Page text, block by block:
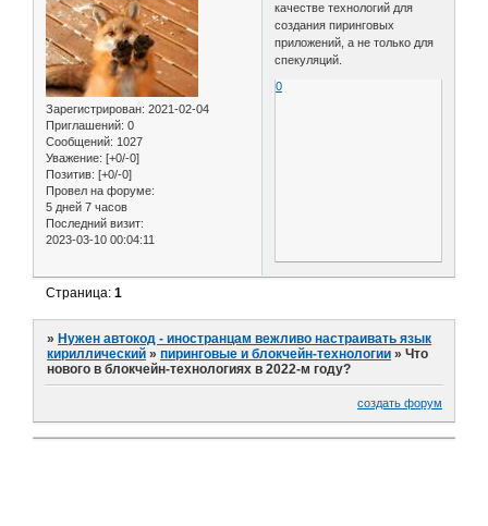
Зарегистрирован: 2021-02-04
Приглашений: 0
Сообщений: 1027
Уважение: [+0/-0]
Позитив: [+0/-0]
Провел на форуме:
5 дней 7 часов
Последний визит:
2023-03-10 00:04:11
качестве технологий для
создания пиринговых
приложений, а не только для
спекуляций.
0
Страница:1
»Нужен автокод - иностранцам вежливо настраивать язык
кириллический »пиринговые и блокчейн-технологии »Что
нового в блокчейн-технологиях в 2022-м году?
создать форум